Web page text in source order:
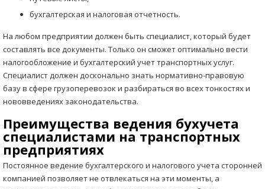
бухгалтерская и налоговая отчетность.
На любом предприятии должен быть специалист, который будет
составлять все документы. Только он сможет оптимально вести
налогообложение и бухгалтерский учет транспортных услуг.
Специалист должен досконально знать нормативно-правовую
базу в сфере грузоперевозок и разбираться во всех тонкостях и
нововведениях законодательства.
Преимущества ведения бухучета
специалистами на транспортных
предприятиях
Постоянное ведение бухгалтерского и налогового учета сторонней
компанией позволяет не отвлекаться на эти моменты, а